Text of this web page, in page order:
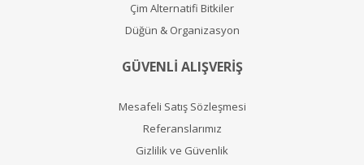
Çim Alternatifi Bitkiler
Düğün & Organizasyon
GÜVENLİ ALIŞVERİŞ
Mesafeli Satış Sözleşmesi
Referanslarımız
Gizlilik ve Güvenlik